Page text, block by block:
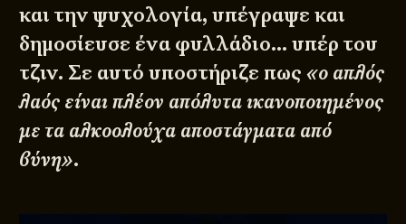
και την ψυχολογία, υπέγραψε και
δημοσίευσε ένα φυλλάδιο… υπέρ του
τζιν. Σε αυτό υποστήριζε πως«ο απλός
λαός είναι πλέον απόλυτα ικανοποιημένος
με τα αλκοολούχα αποστάγματα από
βύνη».